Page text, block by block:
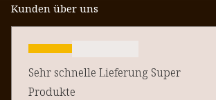
Kunden über uns
Sehr schnelle Lieferung Super
Produkte